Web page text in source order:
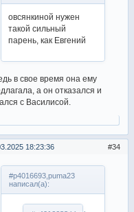
овсянкиной нужен
такой сильный
парень, как Евгений
в свое время она ему
а он отказался и
с Василисой.
34
18:23:36
#p4016693,puma23
написал(а):